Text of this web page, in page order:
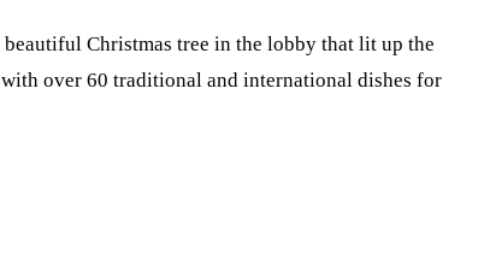
beautiful Christmas tree in the lobby that lit up the
over 60 traditional and international dishes for